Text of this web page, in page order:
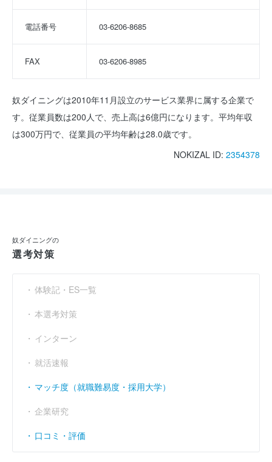
電話番号 03-6206-8685
FAX 03-6206-8985
奴ダイニングは2010年11月設立のサービス業界に属する企業で
す。従業員数は200人で、売上高は6億円になります。平均年収
は300万円で、従業員の平均年齢は28.0歳です。
NOKIZAL ID: 2354378
奴ダイニングの
選考対策
体験記・ES一覧
本選考対策
インターン
就活速報
マッチ度（就職難易度・採用大学）
企業研究
口コミ・評価